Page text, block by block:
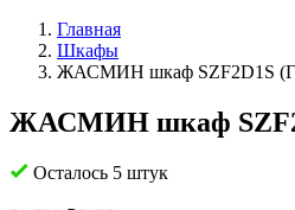
Главная
Шкафы
ЖАСМИН шкаф SZF2D1S
ЖАСМИН шкаф
Осталось 5 штук